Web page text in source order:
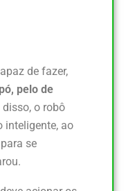
de fazer,
pelo de
disso, o robô
inteligente, ao
se